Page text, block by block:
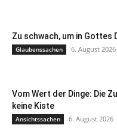
Zu schwach, um in Gottes
Glaubenssachen 6. August 2026
Vom Wert der Dinge: Die
keine Kiste
Ansichtssachen 6. August 2026